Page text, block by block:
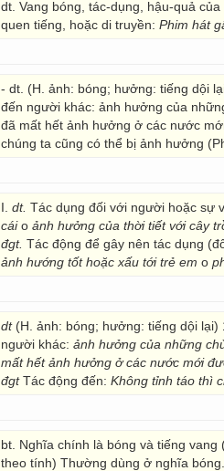
dt. Vang bóng, tác-dụng, hậu-quả
quen tiếng, hoặc di truyền: Phim hát
- dt. (H. ảnh: bóng; hưởng: tiếng dội
đến người khác: ảnh hưởng của
đã mất hết ảnh hưởng ở các nước
chúng ta cũng có thể bị ảnh hưởng
I. dt. Tác dụng đối với người hoặc sự
cáio ảnh hưởng của thời tiết với cây
đgt. Tác động để gây nên tác dụng
ảnh hướng tốt hoặc xấu tới trẻ em o
dt (H. ảnh: bóng; hưởng: tiếng dội
người khác: ảnh hưởng của những
mất hết ảnh hưởng ở các nước mới
đgtTác động đến: Không tỉnh táo thì
bt. Nghĩa chính là bóng và tiếng
theo tính) Thường dùng ở nghĩa